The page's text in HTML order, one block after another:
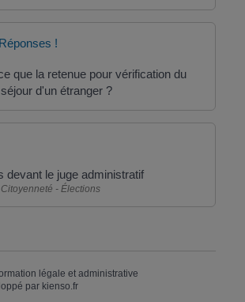
!
que la retenue pour vérification du
d'un étranger ?
devant le juge administratif
- Élections
légale et administrative
par kienso.fr